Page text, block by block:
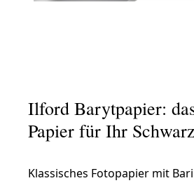
Ilford Barytpapier:
Papier für Ihr
Klassisches Fotopapier mit